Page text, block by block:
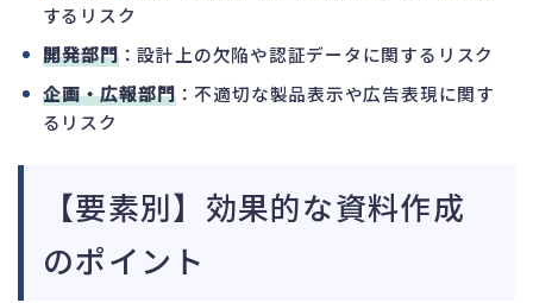
するリスク
開発部門：設計上の欠陥や認証データに関するリスク
企画・広報部門：不適切な製品表示や広告表現に関す
るリスク
【要素別】効果的な資料作成
のポイント